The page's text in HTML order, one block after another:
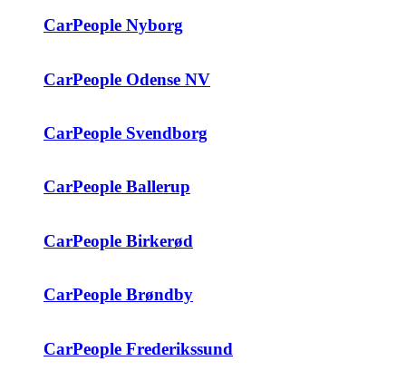
CarPeople Nyborg
CarPeople Odense NV
CarPeople Svendborg
CarPeople Ballerup
CarPeople Birkerød
CarPeople Brøndby
CarPeople Frederikssund